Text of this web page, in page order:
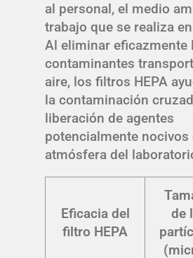
al personal, el medio
trabajo que se realiza
Al eliminar eficazmente
contaminantes
aire, los filtros HEPA
la contaminación
liberación de agentes
potencialmente nocivos
atmósfera del
Eficacia del
filtro HEPA
de